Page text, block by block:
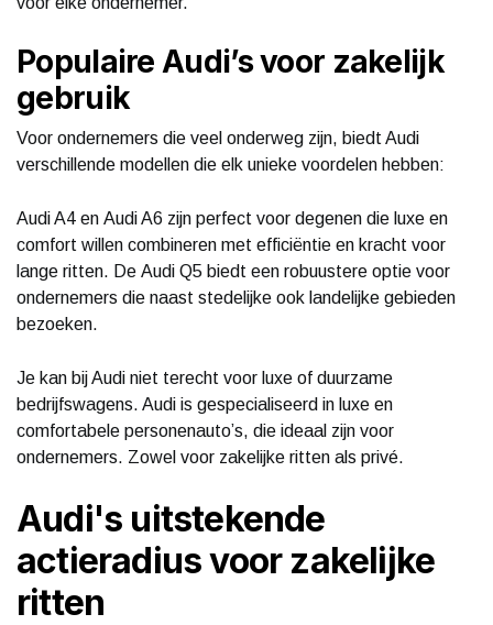
Populaire Audi’s voor zakelijk
gebruik
Voor ondernemers die veel onderweg zijn, biedt Audi
verschillende modellen die elk unieke voordelen hebben:
Audi A4 en Audi A6 zijn perfect voor degenen die luxe en
comfort willen combineren met efficiëntie en kracht voor
lange ritten. De Audi Q5 biedt een robuustere optie voor
ondernemers die naast stedelijke ook landelijke gebieden
bezoeken.
Je kan bij Audi niet terecht voor luxe of duurzame
bedrijfswagens. Audi is gespecialiseerd in luxe en
comfortabele personenauto’s, die ideaal zijn voor
ondernemers. Zowel voor zakelijke ritten als privé.
Audi's uitstekende
actieradius voor zakelijke
ritten